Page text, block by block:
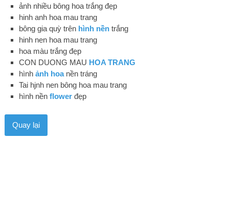
ảnh nhiều bông hoa trắng đẹp
hinh anh hoa mau trang
bông gia quỳ trên hình nền trắng
hinh nen hoa mau trang
hoa màu trắng đẹp
CON DUONG MAU HOA TRANG
hìnhảnh hoanền tráng
Tai hjnh nen bông hoa mau trang
hình nềnflower đẹp
Quay lại